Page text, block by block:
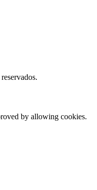
by allowing cookies.